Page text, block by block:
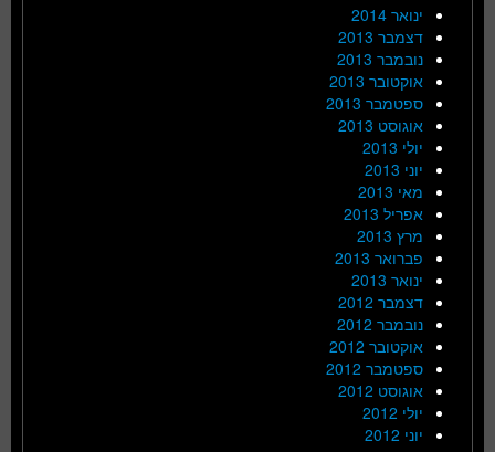
ינואר 2014
דצמבר 2013
נובמבר 2013
אוקטובר 2013
ספטמבר 2013
אוגוסט 2013
יולי 2013
יוני 2013
מאי 2013
אפריל 2013
מרץ 2013
פברואר 2013
ינואר 2013
דצמבר 2012
נובמבר 2012
אוקטובר 2012
ספטמבר 2012
אוגוסט 2012
יולי 2012
יוני 2012